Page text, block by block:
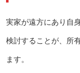
実家が遠方にあり自
検討することが、所
ます。